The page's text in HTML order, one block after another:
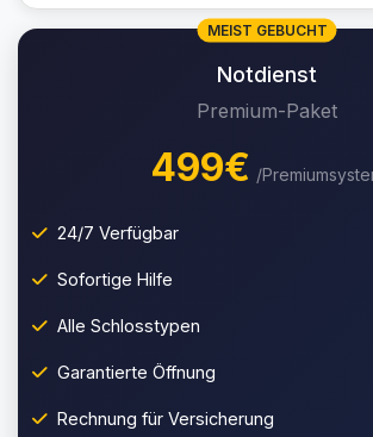
MEIST GEBUCHT
Notdienst
Premium-Paket
499€ /
24/7 Verfügbar
Sofortige Hilfe
Alle Schlosstypen
Garantierte Öffnung
Rechnung für Versicherung